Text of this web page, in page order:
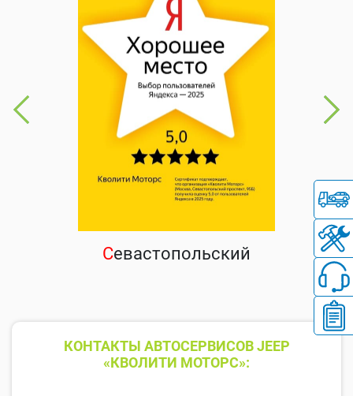
Севастопольский
КОНТАКТЫ АВТОСЕРВИСОВ JEEP
«КВОЛИТИ МОТОРС»: